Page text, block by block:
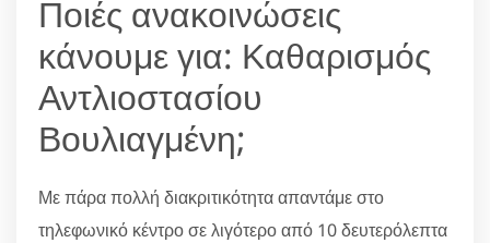
Ποιές ανακοινώσεις
κάνουμε για: Καθαρισμός
Αντλιοστασίου
Βουλιαγμένη;
Με πάρα πολλή διακριτικότητα απαντάμε στο
τηλεφωνικό κέντρο σε λιγότερο από 10 δευτερόλεπτα